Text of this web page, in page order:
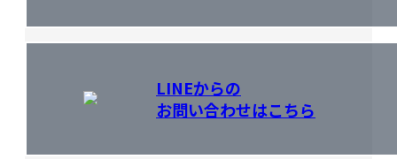
LINEからの
お問い合わせはこちら